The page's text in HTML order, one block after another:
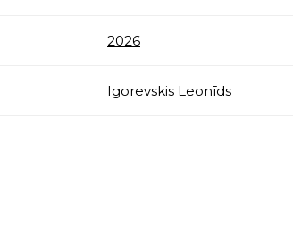
2026
Igorevskis Leonīds